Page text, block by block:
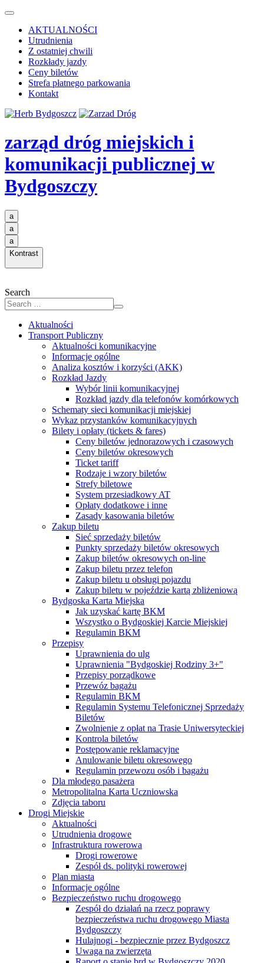
AKTUALNOŚCI
Utrudnienia
Z ostatniej chwili
Rozkłady jazdy
Ceny biletów
Strefa płatnego parkowania
Kontakt
zarząd dróg miejskich i
komunikacji publicznej w
Bydgoszczy
a
a
a
Kontrast
Search
Aktualności
Transport Publiczny
Aktualności komunikacyjne
Informacje ogólne
Analiza kosztów i korzyści (AKK)
Rozkład Jazdy
Wybór linii komunikacyjnej
Rozkład jazdy dla telefonów komórkowych
Schematy sieci komunikacji miejskiej
Wykaz przystanków komunikacyjnych
Bilety i opłaty (tickets & fares)
Ceny biletów jednorazowych i czasowych
Ceny biletów okresowych
Ticket tariff
Rodzaje i wzory biletów
Strefy biletowe
System przesiadkowy AT
Opłaty dodatkowe i inne
Zasady kasowania biletów
Zakup biletu
Sieć sprzedaży biletów
Punkty sprzedaży biletów okresowych
Zakup biletów okresowych on-line
Zakup biletu przez telefon
Zakup biletu u obsługi pojazdu
Zakup biletu w pojeździe kartą zbliżeniową
Bydgoska Karta Miejska
Jak uzyskać kartę BKM
Wszystko o Bydgoskiej Karcie Miejskiej
Regulamin BKM
Przepisy
Uprawnienia do ulg
Uprawnienia "Bydgoskiej Rodziny 3+"
Przepisy porządkowe
Przewóz bagażu
Regulamin BKM
Regulamin Systemu Telefonicznej Sprzedaży
Biletów
Zwolnienie z opłat na Trasie Uniwersyteckiej
Kontrola biletów
Postępowanie reklamacyjne
Anulowanie biletu okresowego
Regulamin przewozu osób i bagażu
Dla młodego pasażera
Metropolitalna Karta Uczniowska
Zdjęcia taboru
Drogi Miejskie
Aktualności
Utrudnienia drogowe
Infrastruktura rowerowa
Drogi rowerowe
Zespół ds. polityki rowerowej
Plan miasta
Informacje ogólne
Bezpieczeństwo ruchu drogowego
Zespół do działań na rzecz poprawy
bezpieczeństwa ruchu drogowego Miasta
Bydgoszczy
Hulajnogi - bezpiecznie przez Bydgoszcz
Uwaga na zwierzęta